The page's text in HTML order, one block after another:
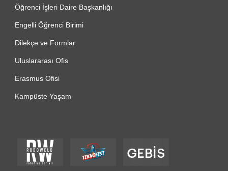
Öğrenci İşleri Daire Başkanlığı
Engelli Öğrenci Birimi
Dilekçe ve Formlar
Uluslararası Ofis
Erasmus Ofisi
Kampüste Yaşam